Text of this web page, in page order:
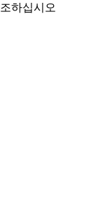
하십시오